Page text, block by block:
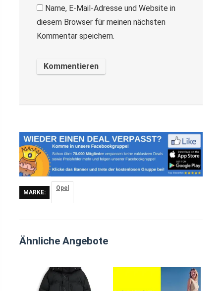
Name, E-Mail-Adresse und Website in
diesem Browser für meinen nächsten
Kommentar speichern.
MARKE:
Opel
Ähnliche Angebote